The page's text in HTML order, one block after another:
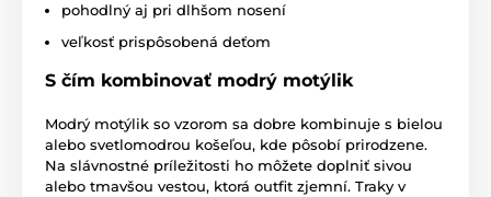
pohodlný aj pri dlhšom nosení
veľkosť prispôsobená deťom
S čím kombinovať modrý motýlik
Modrý motýlik so vzorom sa dobre kombinuje s bielou
alebo svetlomodrou košeľou, kde pôsobí prirodzene.
Na slávnostné príležitosti ho môžete doplniť sivou
alebo tmavšou vestou, ktorá outfit zjemní. Traky v